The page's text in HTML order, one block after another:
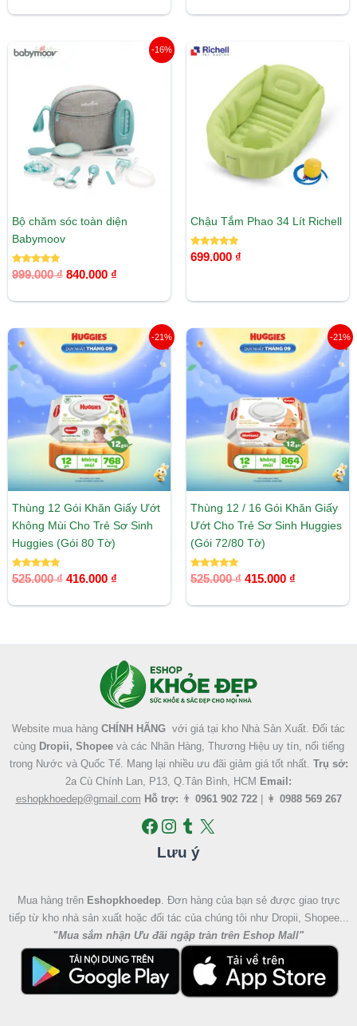
-16%
Bộ chăm sóc toàn diện
Babymoov
Được xếp
hạng
999.000₫
999.000 ₫.
840.000 ₫
là:
840.000 ₫.
Chậu Tắm Phao 34 Lít Richell
Được xếp
hạng
699.000 ₫
-21%
Thùng 12 Gói Khăn Giấy Ướt
Không Mùi Cho Trẻ Sơ Sinh
Huggies (Gói 80 Tờ)
Được xếp
hạng
525.000₫
Giá
gốc
là:
525.000 ₫.
416.000 ₫
hiện
tại
là:
416.000 ₫.
-21%
Thùng 12 / 16 Gói Khăn Giấy
Ướt Cho Trẻ Sơ Sinh Huggies
(Gói 72/80 Tờ)
Được xếp
hạng
525.000₫
Giá
gốc
là:
525.000 ₫.
415.000 ₫
hiện
tại
là:
415.000 ₫.
Website mua hàng CHÍNH HÃNG với giá tại kho Nhà Sản Xuất. Đối tác
cùng Dropii, Shopeevà các Nhãn Hàng, Thương Hiệu uy tín, nổi tiếng
trong Nước và Quốc Tế. Mang lại nhiều ưu đãi giảm giá tốt nhất. Trụ sở:
2a Cù Chính Lan, P13, Q.Tân Bình, HCM Email:
eshopkhoedep@gmail.com Hỗ trợ: 👨 0961 902 722| 👩 0988 569 267
Lưu ý
Mua hàng trên Eshopkhoedep. Đơn hàng của bạn sẻ được giao trực
tiếp từ kho nhà sản xuất hoặc đối tác của chúng tôi như Dropii, Shopee...
"Mua sắm nhận Ưu đãi ngập tràn trên Eshop Mall"